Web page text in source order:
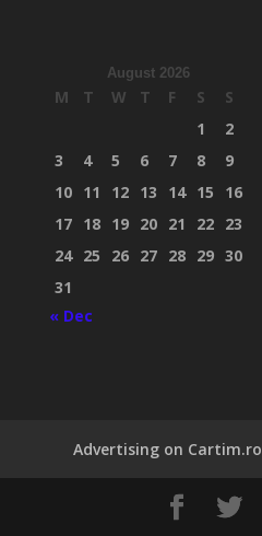
August 2026
M T W T F S
S
1
2
3
4 5 6 7 8
9
10 11 12 13 14 15
16
17 18 19 20 21 22 23
24 25 26 27 28 29 30
31
« Dec
Advertising on Cartim.ro